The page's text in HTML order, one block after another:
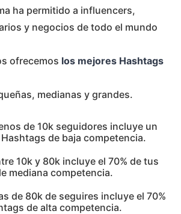
ha permitido a influencers,
y negocios de todo el mundo
ofrecemos los mejores Hashtags
medianas y grandes.
de 10k seguidores incluye un
de baja competencia.
10k y 80k incluye el 70% de tus
mediana competencia.
de 80k de seguires incluye el 70%
de alta competencia.